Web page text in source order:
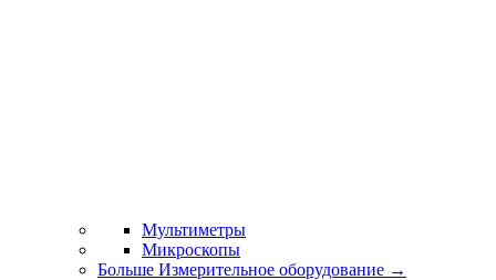
Мультиметры
Микроскопы
Больше Измерительное оборудование →